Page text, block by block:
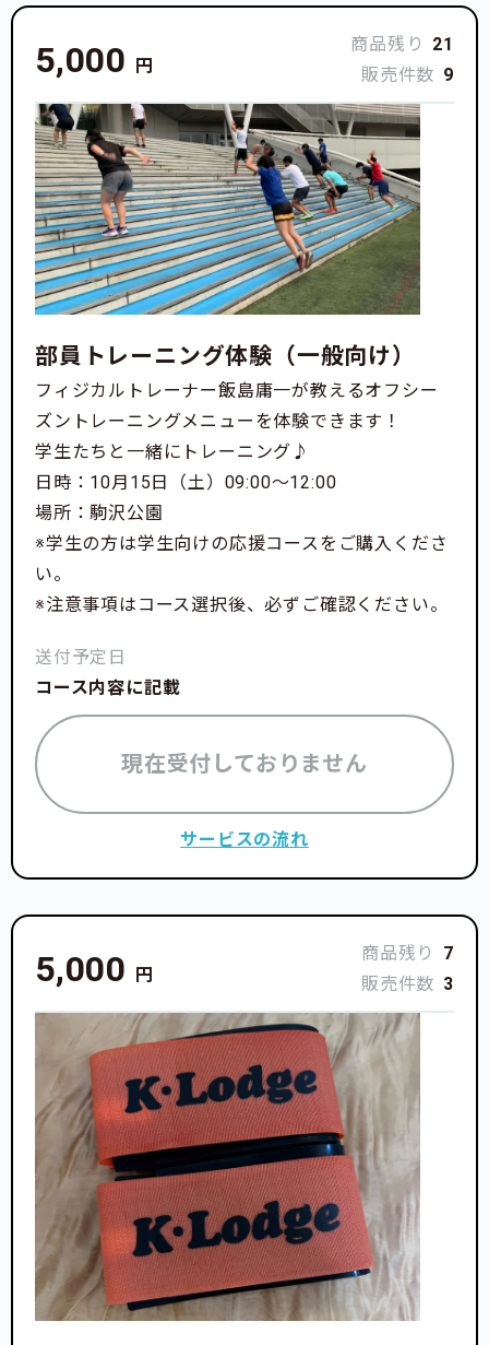
日本体育大学スキー部マネージャー
＼ この選手を応援したい ! ／
サポーターになる
5,000 円
商品残り
21
販売件数 9
部員トレーニング体験（一般向け）
フィジカルトレーナー飯島庸一が教えるオフシー
ズントレーニングメニューを体験できます！
学生たちと一緒にトレーニング♪
日時：10月15日（土）09:00〜12:00
場所：駒沢公園
※学生の方は学生向けの応援コースをご購入くださ
い。
※注意事項はコース選択後、必ずご確認ください。
送付予定日
コース内容に記載
現在受付しておりません
サービスの流れ
5,000 円
商品残り
7
販売件数 3